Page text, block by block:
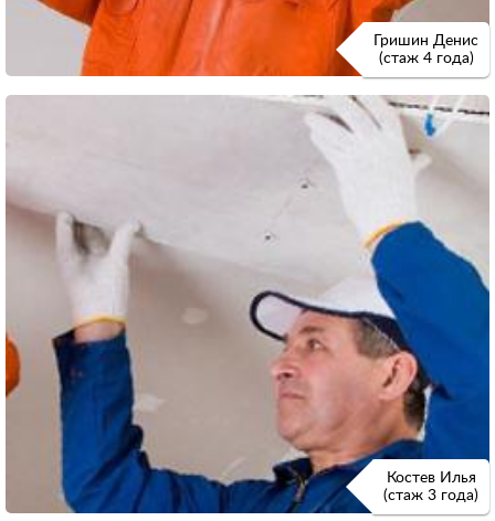
Гришин Денис
(стаж 4 года)
Костев Илья
(стаж 3 года)